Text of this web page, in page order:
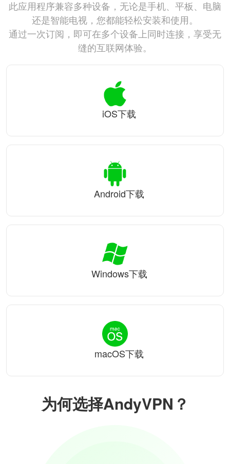
为何选择AndyVPN？
此应用程序兼容多种设备，无论是手机、平板、电脑
还是智能电视，您都能轻松安装和使用。
通过一次订阅，即可在多个设备上同时连接，享受无
缝的互联网体验。
iOS下载
Android下载
Windows下载
macOS下载